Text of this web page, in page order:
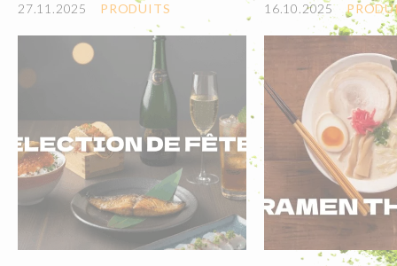
27.11.2025 PRODUITS 16.10.2025